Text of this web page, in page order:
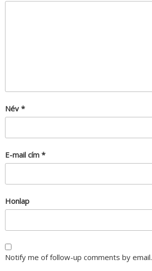
Név *
E-mail cím *
Honlap
Notify me of follow-up comments by email.